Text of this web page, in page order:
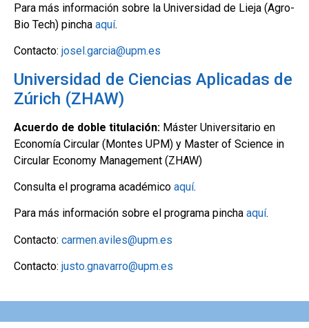
Para más información sobre la Universidad de Lieja (Agro-
Bio Tech) pincha aquí.
Contacto: josel.garcia@upm.es
Universidad de Ciencias Aplicadas de
Zúrich (ZHAW)
Acuerdo de doble titulación: Máster Universitario en
Economía Circular (Montes UPM) y Master of Science in
Circular Economy Management (ZHAW)
Consulta el programa académico aquí.
Para más información sobre el programa pincha aquí.
Contacto: carmen.aviles@upm.es
Contacto: justo.gnavarro@upm.es